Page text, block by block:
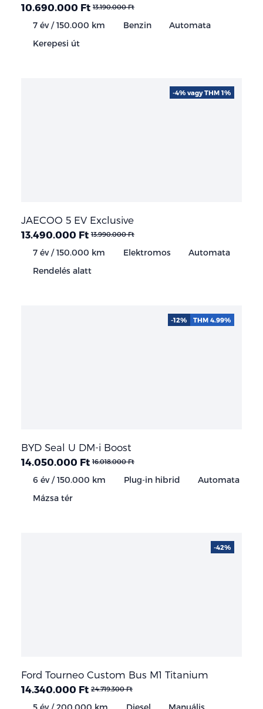
10.690.000 Ft 13.190.000 Ft
7 év / 150.000 km Benzin
Automata
Kerepesi út
JAECOO 5 EV Exclusive
13.490.000 Ft 13.990.000 Ft
7 év / 150.000 km Elektromos
Automata
Rendelés alatt
-4% vagy THM 1%
BYD Seal U DM-i Boost
14.050.000 Ft 16.018.000 Ft
6 év / 150.000 km Plug-in hibrid
Automata
Mázsa tér
-12% THM 4.99%
Ford Tourneo Custom Bus M1 Titanium
14.340.000 Ft 24.719.300 Ft
5 év / 200.000 km Diesel Manuális
-42%